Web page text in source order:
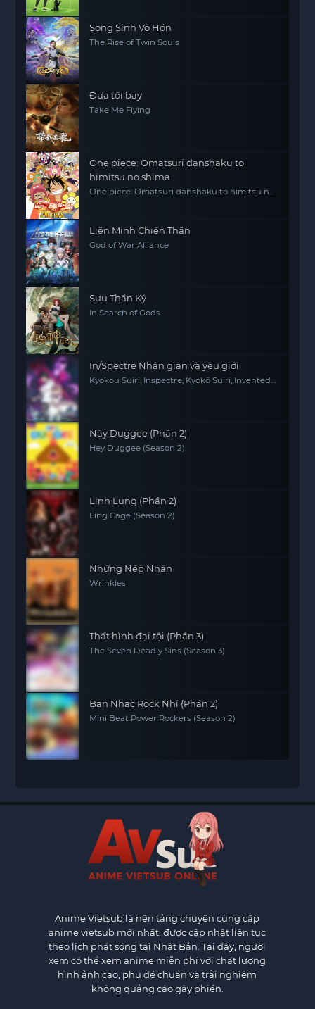
Song Sinh Võ Hồn
The Rise of Twin Souls
Đưa tôi bay
Take Me Flying
One piece: Omatsuri danshaku to
himitsu no shima
One piece: Omatsuri danshaku to himitsu no
Liên Minh Chiến Thần
God of War Alliance
Sưu Thần Ký
In Search of Gods
In/Spectre Nhân gian và yêu giới
Kyokou Suiri, Inspectre, Kyokō Suiri, Invented
Này Duggee (Phần 2)
Hey Duggee (Season 2)
Linh Lung (Phần 2)
Ling Cage (Season 2)
Những Nếp Nhăn
Wrinkles
Thất hình đại tội (Phần 3)
The Seven Deadly Sins (Season 3)
Ban Nhạc Rock Nhí (Phần 2)
Mini Beat Power Rockers (Season 2)
Anime Vietsub là nền tảng chuyên cung cấp
anime vietsub mới nhất, được cập nhật liên tục
theo lịch phát sóng tại Nhật Bản. Tại đây, người
xem có thể xem anime miễn phí với chất lượng
hình ảnh cao, phụ đề chuẩn và trải nghiệm
không quảng cáo gây phiền.